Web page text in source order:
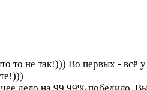
то не так!))) Во первых - всё